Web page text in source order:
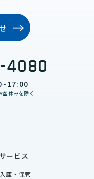
4080
休みを除く
ービス
入庫・保管